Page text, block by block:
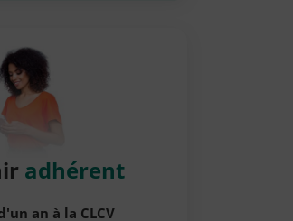
adhérent
an à la CLCV